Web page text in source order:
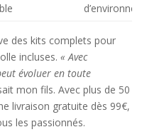
des kits complets pour
incluses. « Avec
évoluer en toute
mon fils. Avec plus de 50
livraison gratuite dès 99€,
les passionnés.